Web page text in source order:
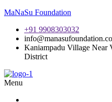
MaNaSu Foundation
+91 9908303032
Kaniampadu Village Near
District
Menu